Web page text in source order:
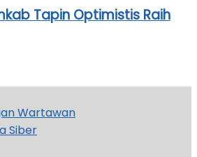
Tapin Optimistis Raih
Wartawan
Siber